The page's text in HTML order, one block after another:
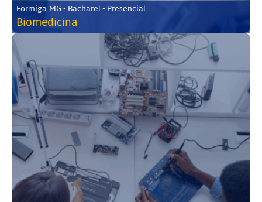
Formiga-MG • Bacharel • Presencial
Biomedicina